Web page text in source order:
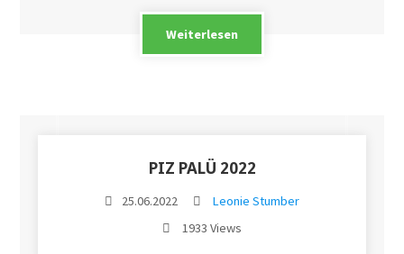
Weiterlesen
PIZ PALÜ 2022
25.06.2022
Leonie Stumber
1933 Views